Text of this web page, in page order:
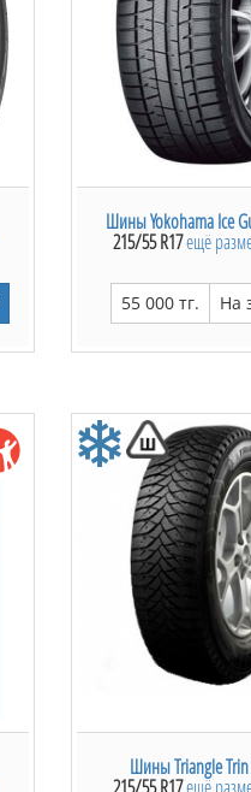
Шины Yokohama Ice
215/55 R17ещё
55 000 тг. На
Шины Triangle Trin
215/55 R17ещё